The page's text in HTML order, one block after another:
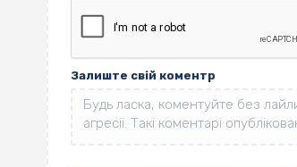
Залиште свій коментр